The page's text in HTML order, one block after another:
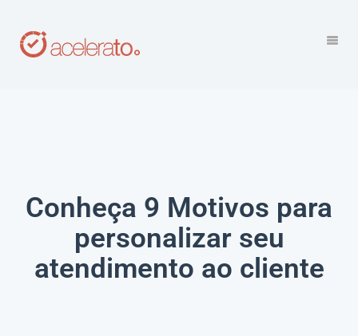
Conheça 9 Motivos para
personalizar seu
atendimento ao cliente